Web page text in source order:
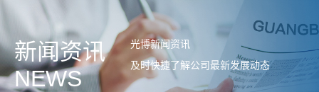
新闻资讯
NEWS
光博新闻资讯
及时快捷了解公司最新发展动态